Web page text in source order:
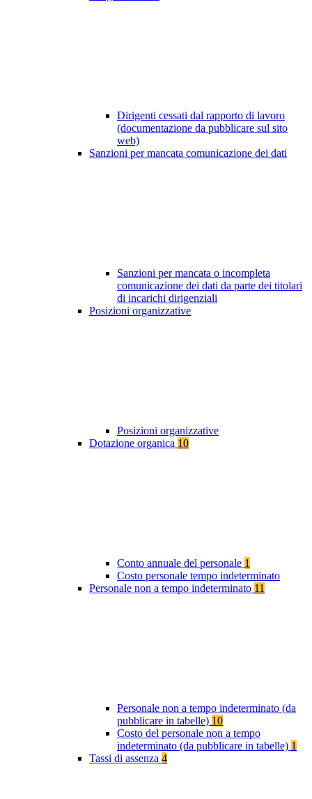
Dirigenti cessati dal rapporto di lavoro
(documentazione da pubblicare sul sito
web)
Sanzioni per mancata comunicazione dei dati
Sanzioni per mancata o incompleta
comunicazione dei dati da parte dei titolari
di incarichi dirigenziali
Posizioni organizzative
Posizioni organizzative
Dotazione organica 10
Conto annuale del personale 1
Costo personale tempo indeterminato
Personale non a tempo indeterminato 11
Personale non a tempo indeterminato (da
pubblicare in tabelle) 10
Costo del personale non a tempo
indeterminato (da pubblicare in tabelle) 1
Tassi di assenza 4